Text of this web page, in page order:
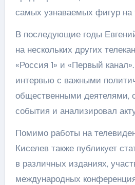
самых узнаваемых фигур на
В последующие годы
на нескольких других
«Россия 1» и «Первый
интервью с важными
общественными деятелями,
события и анализировал
Помимо работы на
Киселев также публикует
в различных изданиях,
международных